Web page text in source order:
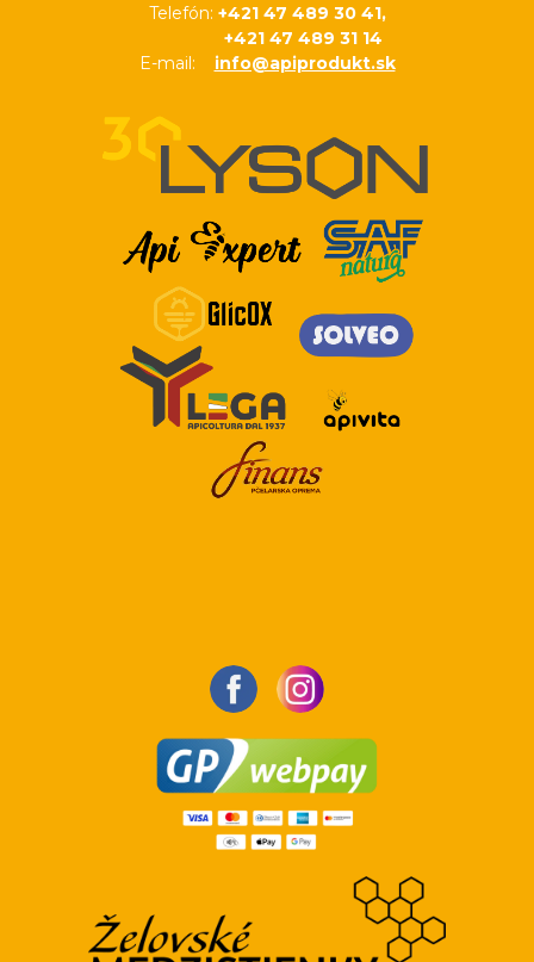
Telefón: +421 47 489 30 41,
+421 47 489 31 14
E-mail: info@apiprodukt.sk